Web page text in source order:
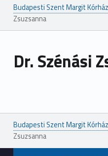
Budapesti Szent Margit Kórház
Zsuzsanna
Dr. Szénási
Budapesti Szent Margit Kórház
Zsuzsanna